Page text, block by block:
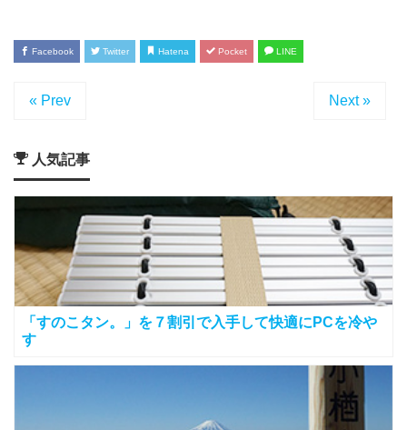
Facebook Twitter Hatena Pocket LINE
« Prev Next »
人気記事
「すのこタン。」を７割引で入手して快適にPCを冷や
す